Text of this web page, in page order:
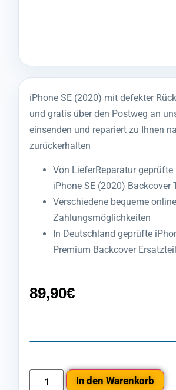
iPhone SE (2020) mit defekter
und gratis über den Postweg an
einsenden und repariert zu Ihnen
zurückerhalten
Von LieferReparatur
iPhone SE (2020) Backcover
Verschiedene bequeme online
Zahlungsmöglichkeiten
In Deutschland geprüfte
Premium Backcover
89,90€
In den Warenkorb